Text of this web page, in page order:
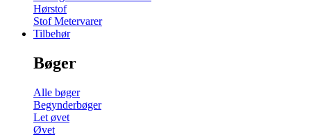
Hørstof
Stof Metervarer
Tilbehør
Bøger
Alle bøger
Begynderbøger
Let øvet
Øvet